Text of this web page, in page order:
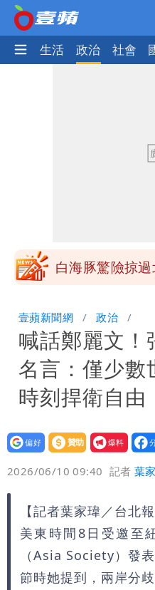
尚 生活 政治 社會
「終於能交代
白海豚颱風逼
砸重金再買一整
白海豚驚險掠
「終於能交代
白海豚颱風逼近
變強」 路徑分
壹蘋新聞網 政治
喊話鄭麗文！
名言：僅少數
時刻捍衛自由
設為
贊助
我要
爆料
2026/06/10 09:40 記者葉
【記者葉家瑋／台北
美東時間8日受邀至
（Asia Society）發
節時她提到，兩岸分